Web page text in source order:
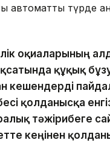
автоматты түрде
оқиғаларының
құқық
кешендерді
қолданысқа
тәжірибеге
кеңінен